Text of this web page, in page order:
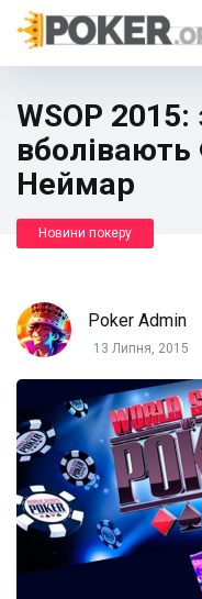
WSOP 2015:
вболівають
Неймар
Новини покеру
Poker Admin
13 Липня, 2015